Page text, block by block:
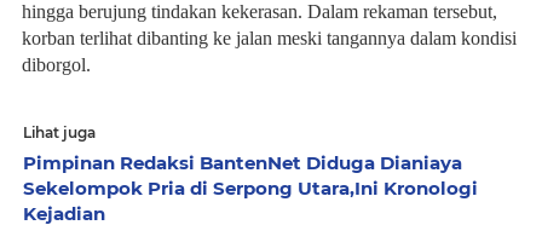
hingga berujung tindakan kekerasan. Dalam rekaman tersebut,
korban terlihat dibanting ke jalan meski tangannya dalam kondisi
diborgol.
Lihat juga
Pimpinan Redaksi BantenNet Diduga Dianiaya
Sekelompok Pria di Serpong Utara,Ini Kronologi
Kejadian